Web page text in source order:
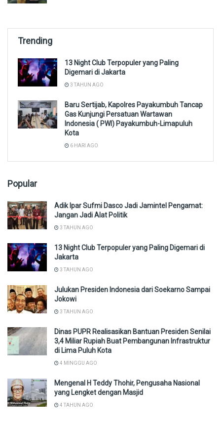
Trending
13 Night Club Terpopuler yang Paling
Digemari di Jakarta
3 TAHUN AGO
Baru Sertijab, Kapolres Payakumbuh Tancap
Gas Kunjungi Persatuan Wartawan
Indonesia ( PWI) Payakumbuh-Limapuluh
Kota
6 HARI AGO
Popular
Adik Ipar Sufmi Dasco Jadi Jamintel Pengamat:
Jangan Jadi Alat Politik
3 TAHUN AGO
13 Night Club Terpopuler yang Paling Digemari di
Jakarta
3 TAHUN AGO
Julukan Presiden Indonesia dari Soekarno Sampai
Jokowi
3 TAHUN AGO
Dinas PUPR Realisasikan Bantuan Presiden Senilai
3,4 Miliar Rupiah Buat Pembangunan Infrastruktur
di Lima Puluh Kota
4 MINGGU AGO
Mengenal H Teddy Thohir, Pengusaha Nasional
yang Lengket dengan Masjid
4 TAHUN AGO